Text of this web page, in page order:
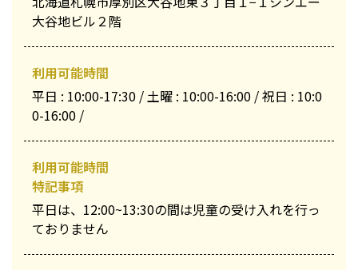
大谷地ビル２階
利用可能時間
平日 : 10:00-17:30 / 土曜 : 10:00-16:00 / 祝日 : 10:0
0-16:00 /
利用可能時間
特記事項
平日は、12:00~13:30の間は児童の受け入れを行っ
ておりません